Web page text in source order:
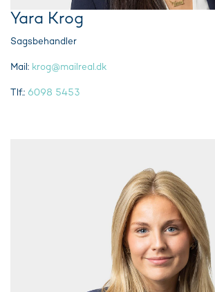
Yara Krog
Sagsbehandler
Mail: krog@mailreal.dk
Tlf.: 6098 5453